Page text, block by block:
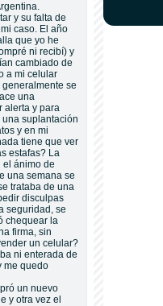
y su falta de
caso. El año
que yo he
ni recibí) y
cambiado de
a mi celular
se
una
alerta y para
suplantación
y en mi
tiene que ver
estafas? La
el ánimo de
una semana se
trataba de una
disculpas
seguridad, se
chequear la
firma, sin
un celular?
ni enterada de
me quedo
un nuevo
y otra vez el